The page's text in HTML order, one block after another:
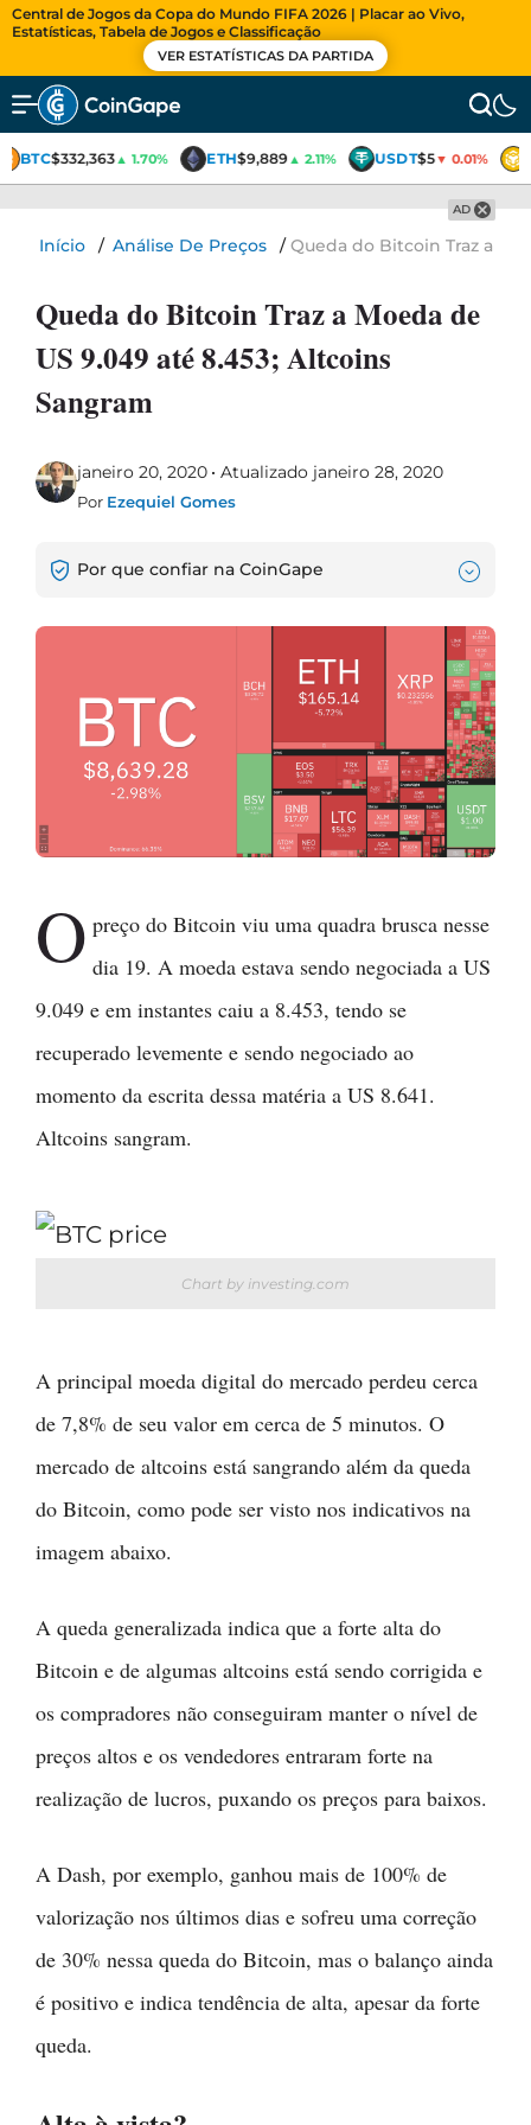
Central de Jogos da Copa do Mundo FIFA 2026 | Placar ao Vivo,
Estatísticas, Tabela de Jogos e Classificação
VER ESTATÍSTICAS DA PARTIDA
BTC$332,363▲ 1.70% ETH$9,889▲ 2.11% USDT$5▼ 0.01%
AD
Início / Análise De Preços /Queda do Bitcoin Traz a
Queda do Bitcoin Traz a Moeda de
US 9.049 até 8.453; Altcoins
Sangram
janeiro 20, 2020 Atualizado janeiro 28, 2020
Por Ezequiel Gomes
Por que confiar na CoinGape
O preço do Bitcoin viu uma quadra brusca nesse
dia 19. A moeda estava sendo negociada a US
9.049 e em instantes caiu a 8.453, tendo se
recuperado levemente e sendo negociado ao
momento da escrita dessa matéria a US 8.641.
Altcoins sangram.
Chart by investing.com
A principal moeda digital do mercado perdeu cerca
de 7,8% de seu valor em cerca de 5 minutos. O
mercado de altcoins está sangrando além da queda
do Bitcoin, como pode ser visto nos indicativos na
imagem abaixo.
A queda generalizada indica que a forte alta do
Bitcoin e de algumas altcoins está sendo corrigida e
os compradores não conseguiram manter o nível de
preços altos e os vendedores entraram forte na
realização de lucros, puxando os preços para baixos.
A Dash, por exemplo, ganhou mais de 100% de
valorização nos últimos dias e sofreu uma correção
de 30% nessa queda do Bitcoin, mas o balanço ainda
é positivo e indica tendência de alta, apesar da forte
queda.